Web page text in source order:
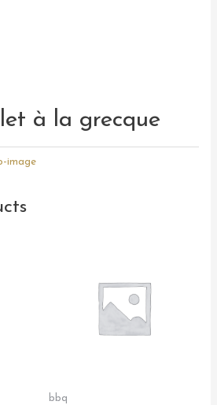
à la grecque
image
bbq